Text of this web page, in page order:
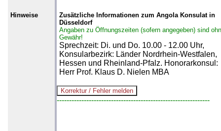
Hinweise
Zusätzliche Informationen zum Angola Konsulat in
Düsseldorf
Angaben zu Öffnungszeiten (sofern angegeben) sind
Gewähr!
Sprechzeit: Di. und Do. 10.00 - 12.00 Uhr,
Konsularbezirk: Länder Nordrhein-Westfalen,
Hessen und Rheinland-Pfalz. Honorarkonsul:
Herr Prof. Klaus D. Nielen MBA
--------------------------------------------------------------